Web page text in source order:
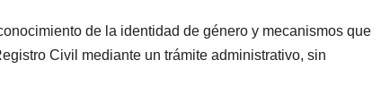
de la identidad de género y mecanismos que
Civil mediante un trámite administrativo, sin